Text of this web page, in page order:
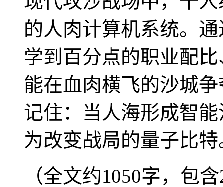
的人肉计算机系统。
学到百分点的职业配
能在血肉横飞的沙城
记住：当人海形成智
为改变战局的量子比特
（全文约1050字，包